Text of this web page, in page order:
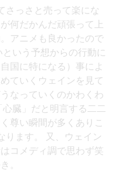
さっさと売って楽にな
何だかんだ頑張って上
アニメも良かったので
いう予想からの行動に
国に特になる）事によ
ていくウェインを見て
なっていくのかわくわ
臓」だと明言する二二
尊い瞬間が多くありこ
ります。 又、ウェイン
コメディ調で思わず笑
。